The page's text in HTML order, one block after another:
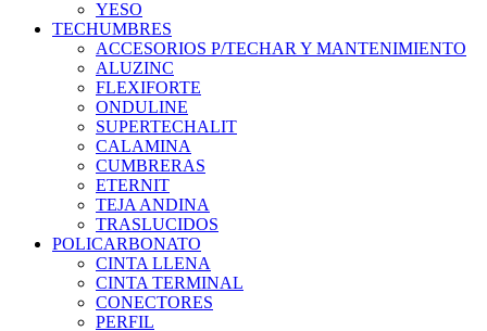
YESO
TECHUMBRES
ACCESORIOS P/TECHAR Y MANTENIMIENTO
ALUZINC
FLEXIFORTE
ONDULINE
SUPERTECHALIT
CALAMINA
CUMBRERAS
ETERNIT
TEJA ANDINA
TRASLUCIDOS
POLICARBONATO
CINTA LLENA
CINTA TERMINAL
CONECTORES
PERFIL